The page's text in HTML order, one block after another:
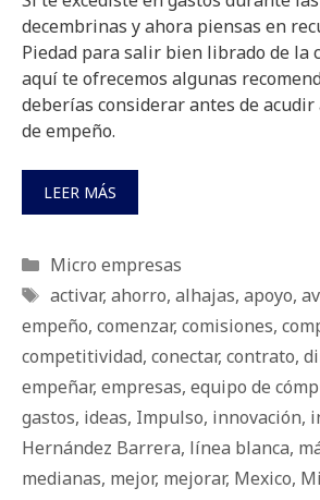
decembrinas y ahora piensas en
Piedad para salir bien librado de la
aquí te ofrecemos algunas
deberías considerar antes de acudir
de empeño.
LEER MÁS
Categorías
Micro empresas
Etiquetas
activar, ahorro, alhajas, apoyo,
empeño, comenzar, comisiones,
competitividad, conectar, contrato,
empeñar, empresas, equipo de
gastos, ideas, Impulso, innovación,
Hernández Barrera, línea blanca,
medianas, mejor, mejorar, Mexico,